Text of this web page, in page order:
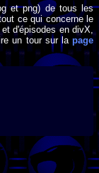
et png) de tous les
ce qui concerne le
d'épisodes en divX,
un tour sur la page